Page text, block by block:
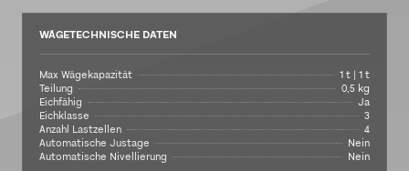
WÄGETECHNISCHE DATEN
Max Wägekapazität
1 t | 1 t
Teilung
0,5 kg
Eichfähig
Ja
Eichklasse
3
Anzahl Lastzellen
4
Automatische Justage
Nein
Automatische Nivellierung
Nein